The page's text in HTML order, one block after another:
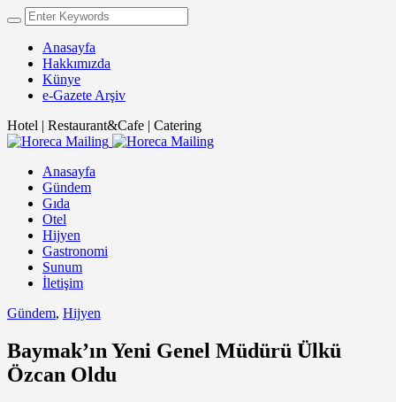
Anasayfa
Hakkımızda
Künye
e-Gazete Arşiv
Hotel | Restaurant&Cafe | Catering
Anasayfa
Gündem
Gıda
Otel
Hijyen
Gastronomi
Sunum
İletişim
Gündem, Hijyen
Baymak’ın Yeni Genel Müdürü Ülkü
Özcan Oldu